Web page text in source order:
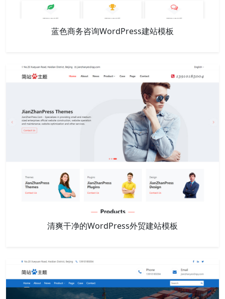
蓝色商务咨询WordPress建站模板
清爽干净的WordPress外贸建站模板